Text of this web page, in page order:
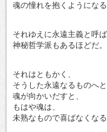
魂の憧れを抱くようになる
それゆえに永遠主義と呼
神秘哲学派もあるほどだ。
それはともかく、
そうした永遠なるものへと
魂が向かいだすと、
もはや魂は、
未熟なもので喜ばなくなる